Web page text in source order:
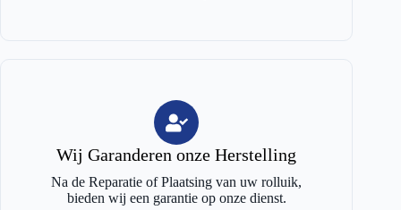
Wij Garanderen onze Herstelling
Na de Reparatie of Plaatsing van uw rolluik,
bieden wij een garantie op onze dienst.